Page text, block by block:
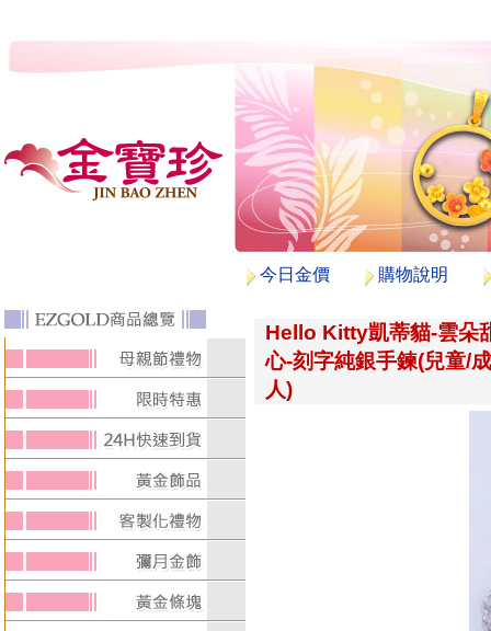
今日金價 購物說明
Hello Kitty凱蒂貓-雲朵
心-刻字純銀手鍊(兒童/成
人)